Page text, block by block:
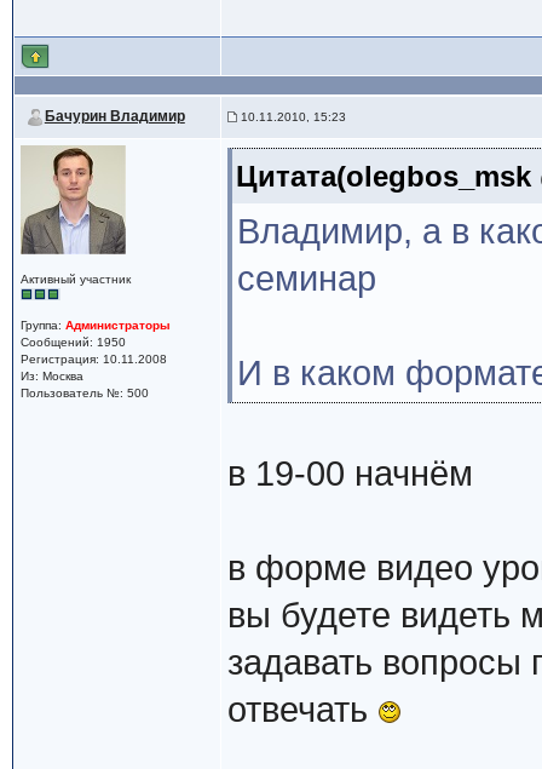
Бачурин Владимир 10.11.2010, 15:23
Активный участник
Группа: Администраторы
Сообщений: 1950
Регистрация: 10.11.2008
Из: Москва
Пользователь №: 500
Цитата(olegbos_msk
Владимир, а в
семинар
И в каком
в 19-00 начнём
в форме видео
вы будете видеть
задавать вопросы
отвечать